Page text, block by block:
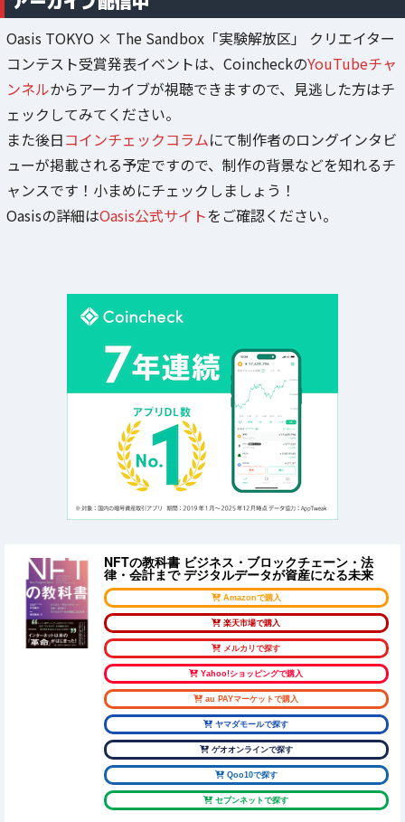
Oasis TOKYO × The Sandbox「実験解放区」 クリエイター
コンテスト受賞発表イベントは、CoincheckのYouTubeチャ
ンネルからアーカイブが視聴できますので、見逃した方はチ
ェックしてみてください。
また後日コインチェックコラムにて制作者のロングインタビ
ューが掲載される予定ですので、制作の背景などを知れるチ
ャンスです！小まめにチェックしましょう！
Oasisの詳細はOasis公式サイトをご確認ください。
NFTの教科書 ビジネス・ブロックチェーン・法
律・会計まで デジタルデータが資産になる未来
Amazonで購入
楽天市場で購入
メルカリで探す
Yahoo!ショッピングで購入
au PAYマーケットで購入
ヤマダモールで探す
ゲオオンラインで探す
Qoo10で探す
セブンネットで探す